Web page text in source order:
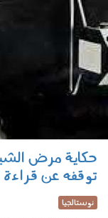
حكاية مرض
توقفه عن
نوستالجيا